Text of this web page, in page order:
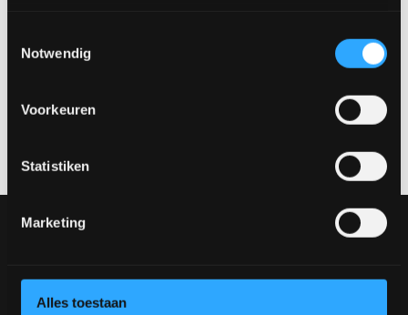
Notwendig
Voorkeuren
Statistiken
Marketing
Alles toestaan
Esszimmerbänken?
Haben Sie Fragen zu unseren Esszimmerbänken? Nehmen
Sie Kontakt auf und stellen Sie Ihre Frage an RHB Home &
Living.
Unsere Sammlung
Stühle
Gestalten Sie Ihren Tisch